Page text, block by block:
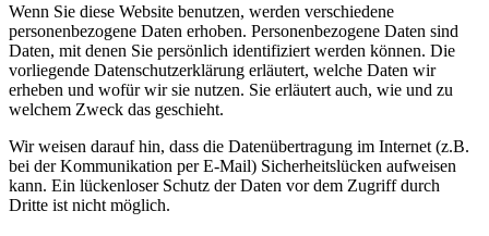
Wenn Sie diese Website benutzen, werden verschiedene
personenbezogene Daten erhoben. Personenbezogene Daten sind
Daten, mit denen Sie persönlich identifiziert werden können. Die
vorliegende Datenschutzerklärung erläutert, welche Daten wir
erheben und wofür wir sie nutzen. Sie erläutert auch, wie und zu
welchem Zweck das geschieht.
Wir weisen darauf hin, dass die Datenübertragung im Internet (z.B.
bei der Kommunikation per E-Mail) Sicherheitslücken aufweisen
kann. Ein lückenloser Schutz der Daten vor dem Zugriff durch
Dritte ist nicht möglich.